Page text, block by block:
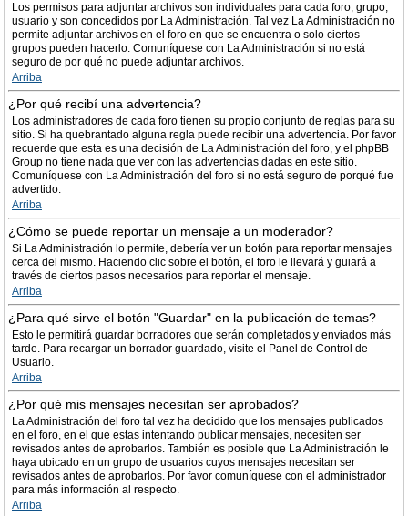
Los permisos para adjuntar archivos son individuales para cada foro, grupo,
usuario y son concedidos por La Administración. Tal vez La Administración no
permite adjuntar archivos en el foro en que se encuentra o solo ciertos
grupos pueden hacerlo. Comuníquese con La Administración si no está
seguro de por qué no puede adjuntar archivos.
Arriba
¿Por qué recibí una advertencia?
Los administradores de cada foro tienen su propio conjunto de reglas para su
sitio. Si ha quebrantado alguna regla puede recibir una advertencia. Por favor
recuerde que esta es una decisión de La Administración del foro, y el phpBB
Group no tiene nada que ver con las advertencias dadas en este sitio.
Comuníquese con La Administración del foro si no está seguro de porqué fue
advertido.
Arriba
¿Cómo se puede reportar un mensaje a un moderador?
Si La Administración lo permite, debería ver un botón para reportar mensajes
cerca del mismo. Haciendo clic sobre el botón, el foro le llevará y guiará a
través de ciertos pasos necesarios para reportar el mensaje.
Arriba
¿Para qué sirve el botón "Guardar" en la publicación de temas?
Esto le permitirá guardar borradores que serán completados y enviados más
tarde. Para recargar un borrador guardado, visite el Panel de Control de
Usuario.
Arriba
¿Por qué mis mensajes necesitan ser aprobados?
La Administración del foro tal vez ha decidido que los mensajes publicados
en el foro, en el que estas intentando publicar mensajes, necesiten ser
revisados antes de aprobarlos. También es posible que La Administración le
haya ubicado en un grupo de usuarios cuyos mensajes necesitan ser
revisados antes de aprobarlos. Por favor comuníquese con el administrador
para más información al respecto.
Arriba